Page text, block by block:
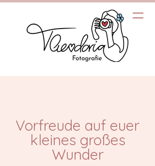
Vorfreude auf euer
kleines großes
Wunder